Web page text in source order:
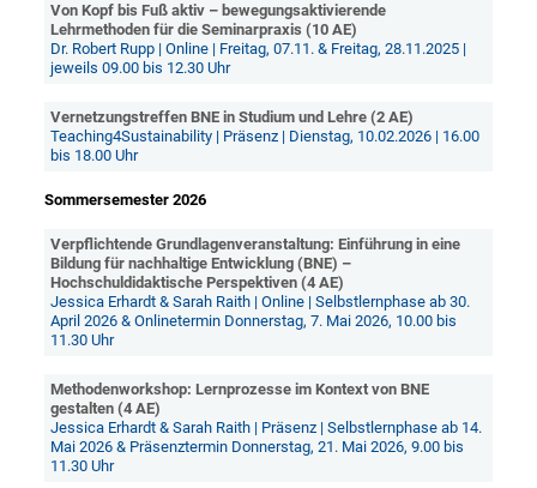
Von Kopf bis Fuß aktiv – bewegungsaktivierende
Lehrmethoden für die Seminarpraxis (10 AE)
Dr. Robert Rupp | Online | Freitag, 07.11. & Freitag, 28.11.2025 |
jeweils 09.00 bis 12.30 Uhr
Vernetzungstreffen BNE in Studium und Lehre (2 AE)
Teaching4Sustainability | Präsenz | Dienstag, 10.02.2026 | 16.00
bis 18.00 Uhr
Sommersemester 2026
Verpflichtende Grundlagenveranstaltung: Einführung in eine
Bildung für nachhaltige Entwicklung (BNE) –
Hochschuldidaktische Perspektiven (4 AE)
Jessica Erhardt & Sarah Raith | Online | Selbstlernphase ab 30.
April 2026 & Onlinetermin Donnerstag, 7. Mai 2026, 10.00 bis
11.30 Uhr
Methodenworkshop: Lernprozesse im Kontext von BNE
gestalten (4 AE)
Jessica Erhardt & Sarah Raith | Präsenz | Selbstlernphase ab 14.
Mai 2026 & Präsenztermin Donnerstag, 21. Mai 2026, 9.00 bis
11.30 Uhr